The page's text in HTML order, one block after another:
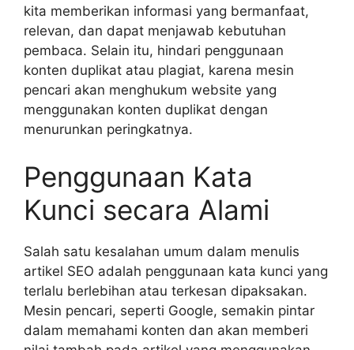
kita memberikan informasi yang bermanfaat,
relevan, dan dapat menjawab kebutuhan
pembaca. Selain itu, hindari penggunaan
konten duplikat atau plagiat, karena mesin
pencari akan menghukum website yang
menggunakan konten duplikat dengan
menurunkan peringkatnya.
Penggunaan Kata
Kunci secara Alami
Salah satu kesalahan umum dalam menulis
artikel SEO adalah penggunaan kata kunci yang
terlalu berlebihan atau terkesan dipaksakan.
Mesin pencari, seperti Google, semakin pintar
dalam memahami konten dan akan memberi